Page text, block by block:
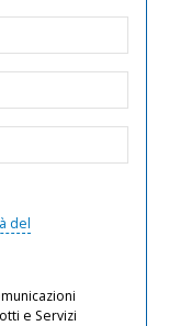
del
e Servizi